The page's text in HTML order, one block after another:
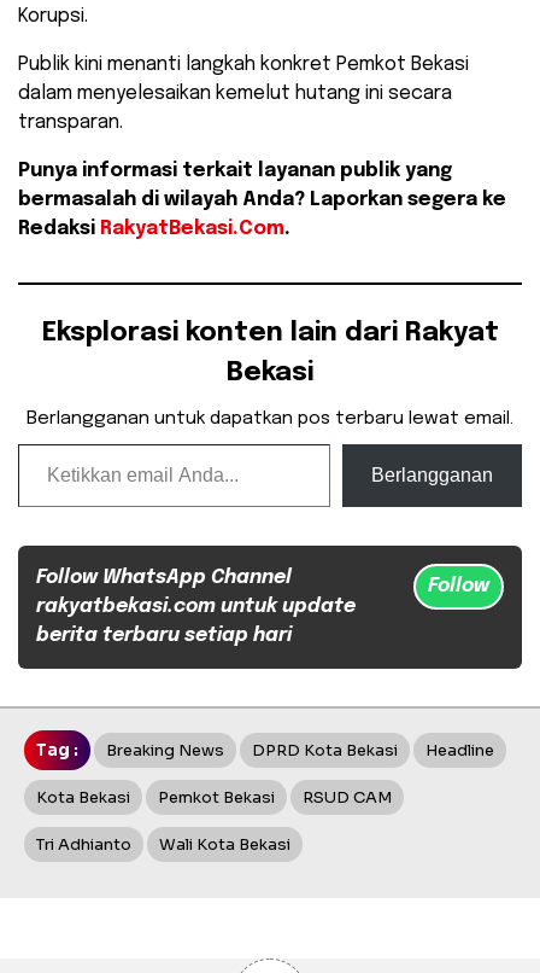
Korupsi.
Publik kini menanti langkah konkret Pemkot Bekasi
dalam menyelesaikan kemelut hutang ini secara
transparan.
Punya informasi terkait layanan publik yang
bermasalah di wilayah Anda? Laporkan segera ke
Redaksi RakyatBekasi.Com.
Eksplorasi konten lain dari Rakyat
Bekasi
Berlangganan untuk dapatkan pos terbaru lewat email.
Ketikkan email Anda...
Berlangganan
Follow WhatsApp Channel
rakyatbekasi.com untuk update
berita terbaru setiap hari
Follow
Tag : Breaking News DPRD Kota Bekasi Headline
Kota Bekasi Pemkot Bekasi RSUD CAM
Tri Adhianto Wali Kota Bekasi